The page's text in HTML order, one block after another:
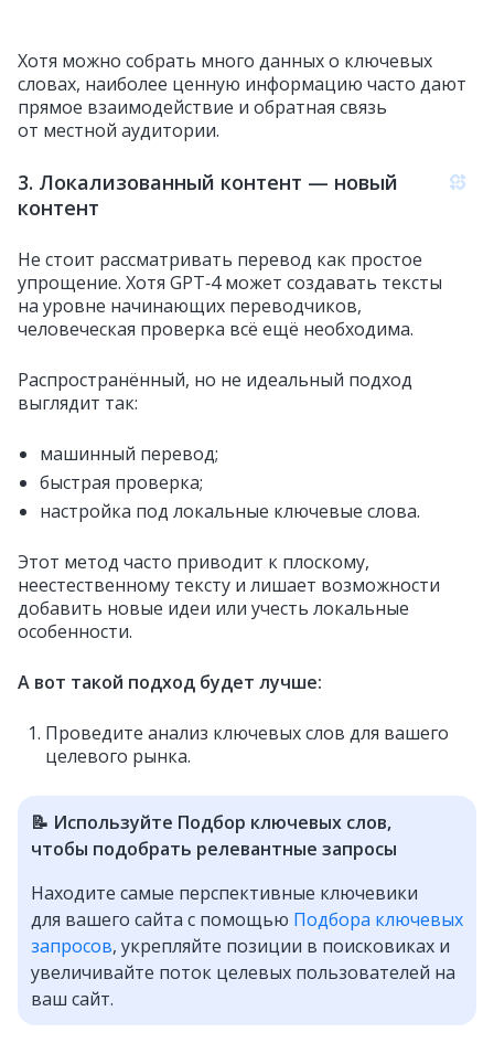
Хотя можно собрать много данных о ключевых
словах, наиболее ценную информацию часто дают
прямое взаимодействие и обратная связь
от местной аудитории.
3. Локализованный контент — новый
контент
Не стоит рассматривать перевод как простое
упрощение. Хотя GPT‑4 может создавать тексты
на уровне начинающих переводчиков,
человеческая проверка всё ещё необходима.
Распространённый, но не идеальный подход
выглядит так:
машинный перевод;
быстрая проверка;
настройка под локальные ключевые слова.
Этот метод часто приводит к плоскому,
неестественному тексту и лишает возможности
добавить новые идеи или учесть локальные
особенности.
А вот такой подход будет лучше:
Проведите анализ ключевых слов для вашего
целевого рынка.
📝 Используйте Подбор ключевых слов,
чтобы подобрать релевантные запросы
Находите самые перспективные ключевики
для вашего сайта с помощью Подбора ключевых
запросов, укрепляйте позиции в поисковиках и
увеличивайте поток целевых пользователей на
ваш сайт.